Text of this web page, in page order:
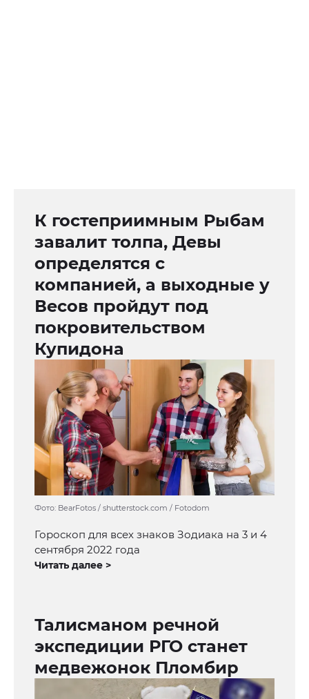
К гостеприимным Рыбам
завалит толпа, Девы
определятся с
компанией, а выходные у
Весов пройдут под
покровительством
Купидона
Фото: BearFotos / shutterstock.com / Fotodom
Гороскоп для всех знаков Зодиака на 3 и 4
сентября 2022 года
Читать далее >
Талисманом речной
экспедиции РГО станет
медвежонок Пломбир